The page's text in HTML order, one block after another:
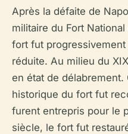
Après la défaite de
militaire du Fort
fort fut
réduite. Au milieu du
en état de
historique du fort fut
furent entrepris pour le
siècle, le fort fut